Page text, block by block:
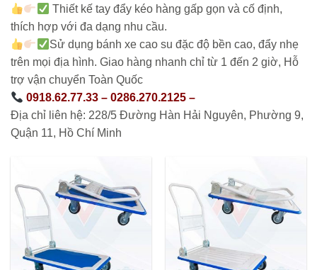
Thiết kế tay đẩy kéo hàng gấp gọn và cố định,
thích hợp với đa dạng nhu cầu.
Sử dụng bánh xe cao su đặc độ bền cao, đẩy nhẹ
trên mọi địa hình. Giao hàng nhanh chỉ từ 1 đến 2 giờ, Hỗ
trợ vận chuyển Toàn Quốc
0918.62.77.33 – 0286.270.2125 –
Địa chỉ liên hệ: 228/5 Đường Hàn Hải Nguyên, Phường 9,
Quận 11, Hồ Chí Minh